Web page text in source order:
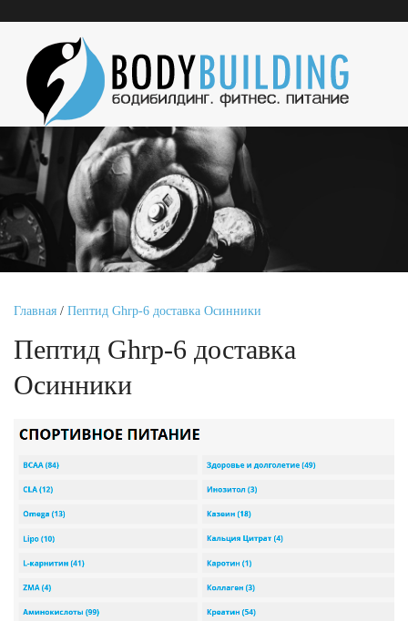
Главная / Пептид Ghrp-6 доставка Осинники
Пептид Ghrp-6 доставка
Осинники